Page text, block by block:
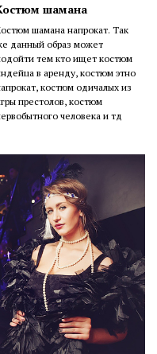
шамана
шамана напрокат. Так
данный образ может
тем кто ищет костюм
в аренду, костюм этно
костюм одичалых из
престолов, костюм
человека и тд